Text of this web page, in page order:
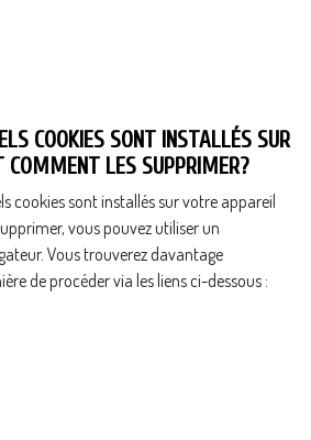
COOKIES SONT INSTALLÉS SUR
COMMENT LES SUPPRIMER?
cookies sont installés sur votre appareil
vous pouvez utiliser un
Vous trouverez davantage
de procéder via les liens ci-dessous :